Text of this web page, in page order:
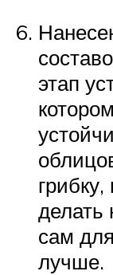
этап
делать
сам
лучше.